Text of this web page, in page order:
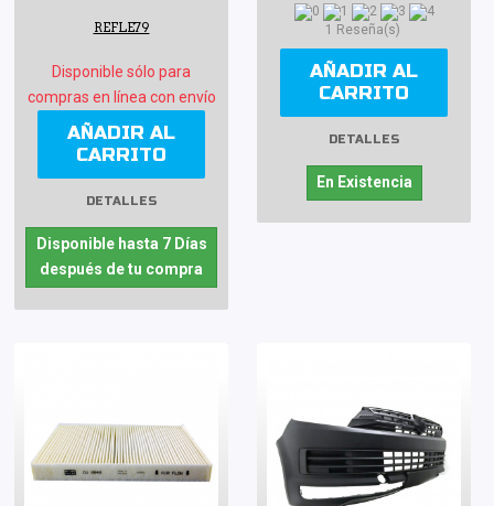
REFLE79
Disponible sólo para
compras en línea con envío
AÑADIR AL
CARRITO
DETALLES
Disponible hasta 7 Días
después de tu compra
1 Reseña(s)
AÑADIR AL
CARRITO
DETALLES
En Existencia